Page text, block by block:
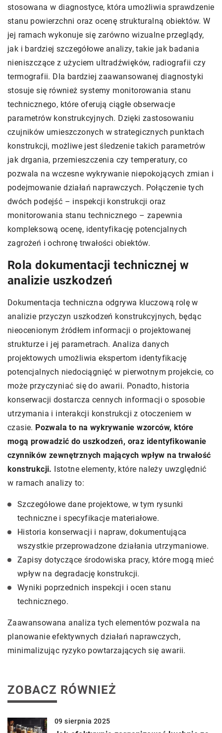
stosowana w diagnostyce, która umożliwia sprawdzenie
stanu powierzchni oraz ocenę strukturalną obiektów. W
jej ramach wykonuje się zarówno wizualne przeglądy,
jak i bardziej szczegółowe analizy, takie jak badania
nieniszczące z użyciem ultradźwięków, radiografii czy
termografii. Dla bardziej zaawansowanej diagnostyki
stosuje się również systemy monitorowania stanu
technicznego, które oferują ciągłe obserwacje
parametrów konstrukcyjnych. Dzięki zastosowaniu
czujników umieszczonych w strategicznych punktach
konstrukcji, możliwe jest śledzenie takich parametrów
jak drgania, przemieszczenia czy temperatury, co
pozwala na wczesne wykrywanie niepokojących zmian i
podejmowanie działań naprawczych. Połączenie tych
dwóch podejść – inspekcji konstrukcji oraz
monitorowania stanu technicznego – zapewnia
kompleksową ocenę, identyfikację potencjalnych
zagrożeń i ochronę trwałości obiektów.
Rola dokumentacji technicznej w
analizie uszkodzeń
Dokumentacja techniczna odgrywa kluczową rolę w
analizie przyczyn uszkodzeń konstrukcyjnych, będąc
nieocenionym źródłem informacji o projektowanej
strukturze i jej parametrach. Analiza danych
projektowych umożliwia ekspertom identyfikację
potencjalnych niedociągnięć w pierwotnym projekcie, co
może przyczyniać się do awarii. Ponadto, historia
konserwacji dostarcza cennych informacji o sposobie
utrzymania i interakcji konstrukcji z otoczeniem w
czasie. Pozwala to na wykrywanie wzorców, które
mogą prowadzić do uszkodzeń, oraz identyfikowanie
czynników zewnętrznych mających wpływ na trwałość
konstrukcji. Istotne elementy, które należy uwzględnić
w ramach analizy to:
Szczegółowe dane projektowe, w tym rysunki
techniczne i specyfikacje materiałowe.
Historia konserwacji i napraw, dokumentująca
wszystkie przeprowadzone działania utrzymaniowe.
Zapisy dotyczące środowiska pracy, które mogą mieć
wpływ na degradację konstrukcji.
Wyniki poprzednich inspekcji i ocen stanu
technicznego.
Zaawansowana analiza tych elementów pozwala na
planowanie efektywnych działań naprawczych,
minimalizując ryzyko powtarzających się awarii.
ZOBACZ RÓWNIEŻ
09 sierpnia 2025